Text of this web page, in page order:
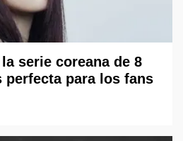
serie coreana de 8
perfecta para los fans